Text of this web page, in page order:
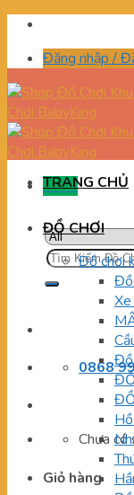
Skip
contentĐăng nhập /
Menu
Tìm
kiếm:
0868
Chưa có
Giỏ hàng
TRANG CHỦ
ĐỒ CHƠI
Đồ chơi
Đồ
Xe
Đồ